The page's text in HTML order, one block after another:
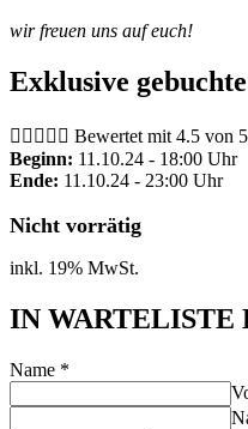
wir freuen uns auf euch!
Exklusive
     Bewertet mit 4.5 von 5
Beginn: 11.10.24 - 18:00 Uhr
Ende: 11.10.24 - 23:00 Uhr
Nicht vorrätig
inkl. 19% MwSt.
IN WARTELISTE
Name *